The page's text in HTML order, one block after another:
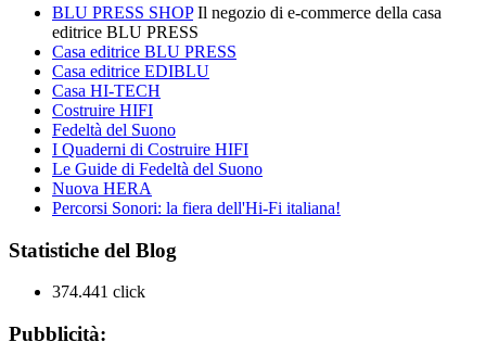
BLU PRESS SHOPIl negozio di e-commerce della casa
editrice BLU PRESS
Casa editrice BLU PRESS
Casa editrice EDIBLU
Casa HI-TECH
Costruire HIFI
Fedeltà del Suono
I Quaderni di Costruire HIFI
Le Guide di Fedeltà del Suono
Nuova HERA
Percorsi Sonori: la fiera dell'Hi-Fi italiana!
Statistiche del Blog
374.441 click
Pubblicità: